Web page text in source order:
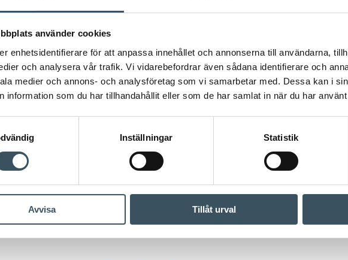
använder cookies
enhetsidentifierare för att anpassa innehållet och annonserna till användarna,
och analysera vår trafik. Vi vidarebefordrar även sådana identifierare och
medier och annons- och analysföretag som vi samarbetar med. Dessa kan i
information som du har tillhandahållit eller som de har samlat in när du har
Inställningar Statistik
Avvisa Tillåt urval